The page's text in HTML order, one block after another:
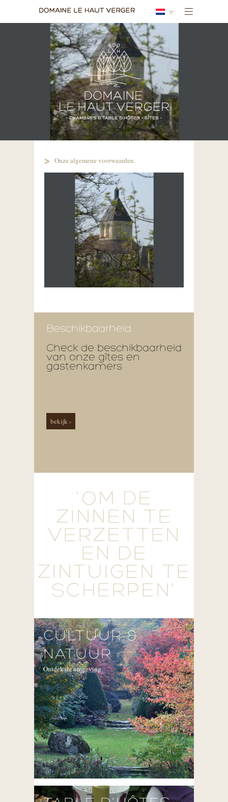
Onze algemene voorwaarden
Beschikbaarheid
Check de beschikbaarheid
van onze gîtes en
gastenkamers
bekijk ›
'OM DE
ZINNEN TE
VERZETTEN
EN DE
ZINTUIGEN TE
SCHERPEN'
CULTUUR &
NATUUR
Ontdek de omgeving